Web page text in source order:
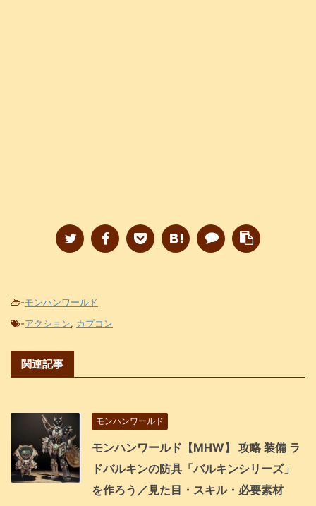
-モンハンワールド
-アクション, カプコン
関連記事
モンハンワールド
モンハンワールド【MHW】 攻略 装備 ラ
ドバルキンの防具「バルキンシリーズ」
を作ろう／見た目・スキル・必要素材